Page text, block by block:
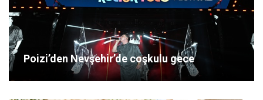
Poizi’den Nevşehir’de coşkulu gece